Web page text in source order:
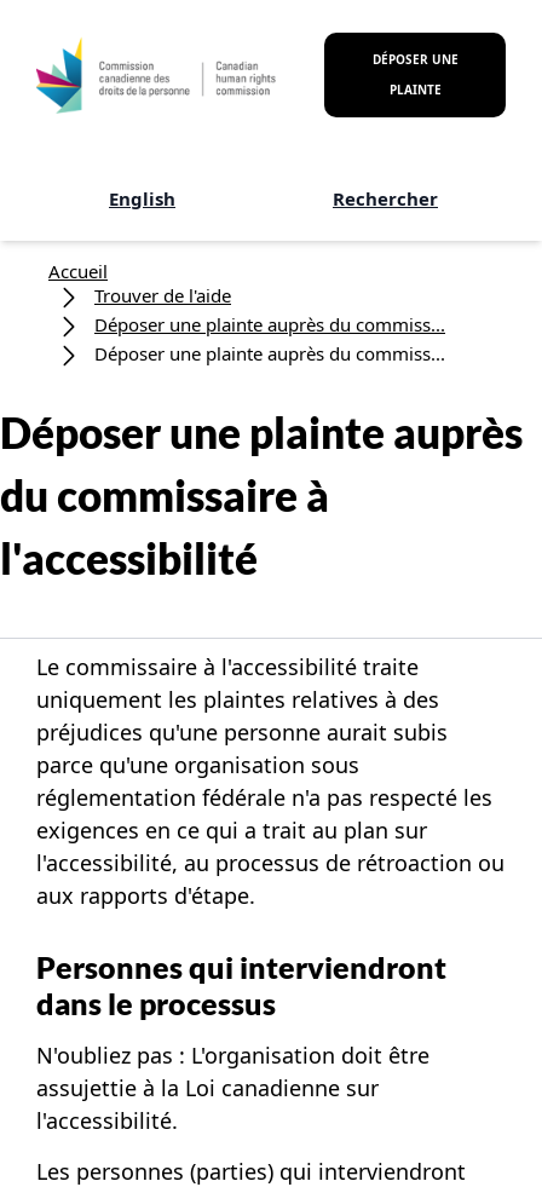
DÉPOSER UNE
PLAINTE
English Rechercher
Fil d'Ariane
Accueil
Trouver de l'aide
Déposer une plainte auprès du commiss...
Déposer une plainte auprès du commiss...
Déposer une plainte auprès
du commissaire à
l'accessibilité
Le commissaire à l'accessibilité traite
uniquement les plaintes relatives à des
préjudices qu'une personne aurait subis
parce qu'une organisation sous
réglementation fédérale n'a pas respecté les
exigences en ce qui a trait au plan sur
l'accessibilité, au processus de rétroaction ou
aux rapports d'étape.
Personnes qui interviendront
dans le processus
N'oubliez pas : L'organisation doit être
assujettie à la Loi canadienne sur
l'accessibilité.
Les personnes (parties) qui interviendront